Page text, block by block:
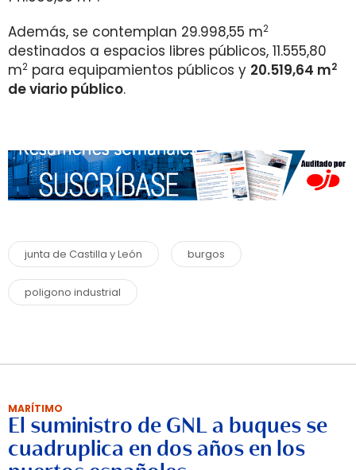
Además, se contemplan 29.998,55 m2
destinados a espacios libres públicos, 11.555,80
m2 para equipamientos públicos y 20.519,64 m2
de viario público.
junta de Castilla y León burgos
poligono industrial
MARÍTIMO
El suministro de GNL a buques se
cuadruplica en dos años en los